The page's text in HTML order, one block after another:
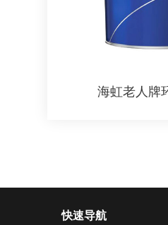
海虹老人牌
快速导航